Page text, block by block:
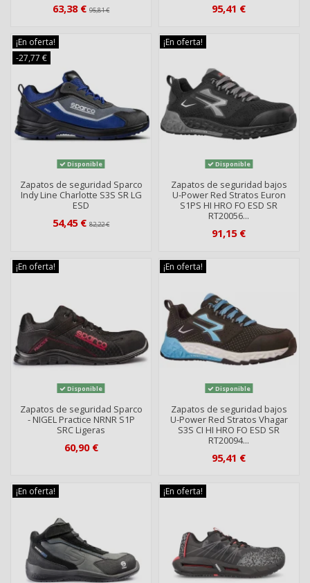
63,38 €95,81 € 95,41 €
¡En oferta!
-27,77 €
Disponible
Zapatos de seguridad Sparco
Indy Line Charlotte S3S SR LG
ESD
54,45 €82,22 €
¡En oferta!
Disponible
Zapatos de seguridad bajos
U-Power Red Stratos Euron
S1PS HI HRO FO ESD SR
RT20056...
91,15 €
¡En oferta!
Disponible
Zapatos de seguridad Sparco
- NIGEL Practice NRNR S1P
SRC Ligeras
60,90 €
¡En oferta!
Disponible
Zapatos de seguridad bajos
U-Power Red Stratos Vhagar
S3S CI HI HRO FO ESD SR
RT20094...
95,41 €
¡En oferta! ¡En oferta!